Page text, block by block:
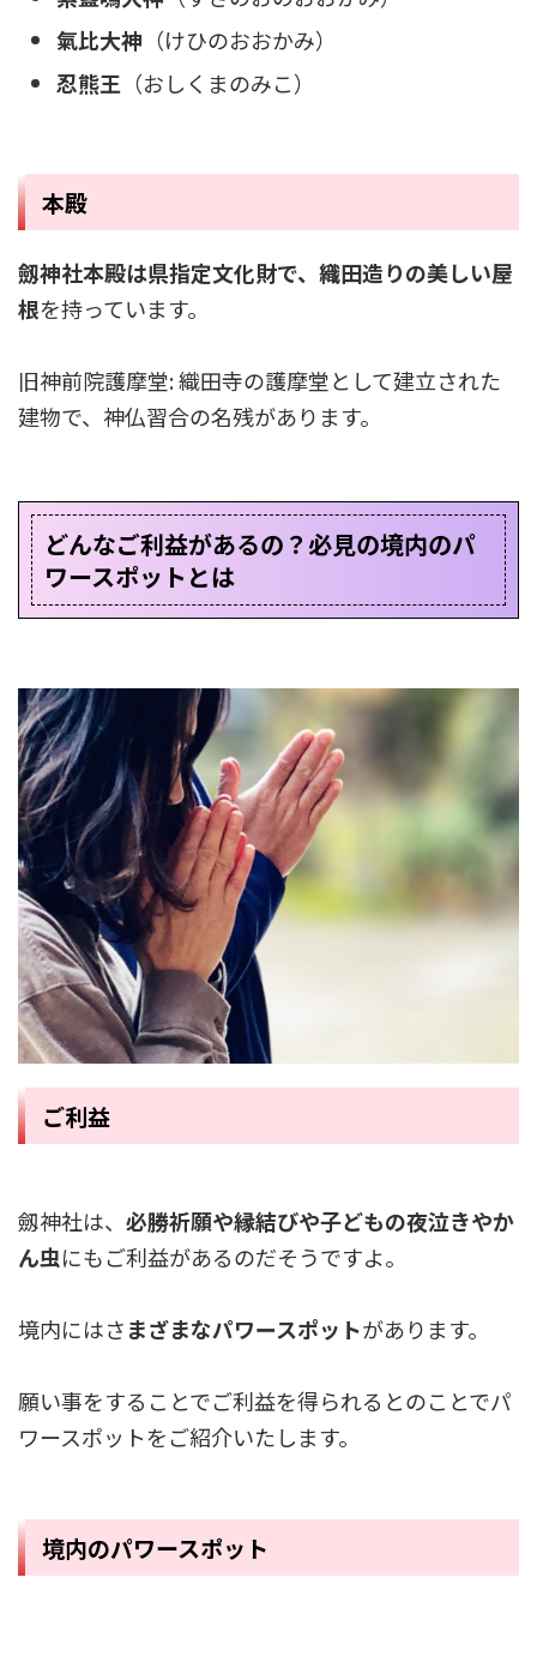
氣比大神 （けひのおおかみ）
忍熊王 （おしくまのみこ）
本殿
劔神社本殿は県指定文化財で、織田造りの美しい屋
根を持っています。
旧神前院護摩堂: 織田寺の護摩堂として建立された
建物で、神仏習合の名残があります。
どんなご利益があるの？必見の境内のパ
ワースポットとは
ご利益
劔神社は、 必勝祈願や縁結びや子どもの夜泣きやか
ん虫にもご利益があるのだそうですよ。
境内にはさまざまなパワースポットがあります。
願い事をすることでご利益を得られるとのことでパ
ワースポットをご紹介いたします。
境内のパワースポット